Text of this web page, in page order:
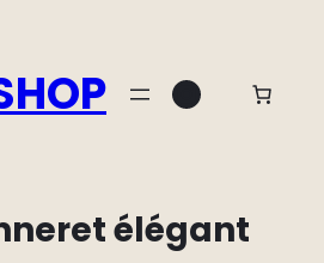
Instagram
élégant